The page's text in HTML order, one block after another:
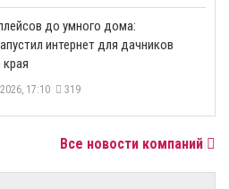
до умного дома:
интернет для дачников
17:10 319
Все новости компаний